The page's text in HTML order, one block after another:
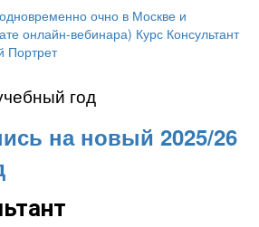
очно в Москве и
онлайн-вебинара) Курс Консультант
Портрет
год
на новый 2025/26